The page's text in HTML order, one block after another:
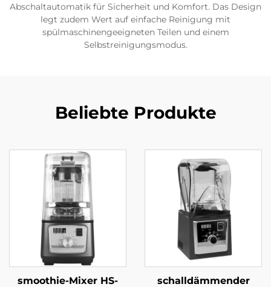
Abschaltautomatik für Sicherheit und Komfort. Das Design
legt zudem Wert auf einfache Reinigung mit
spülmaschinengeeigneten Teilen und einem
Selbstreinigungsmodus.
Beliebte Produkte
smoothie-Mixer HS-
schalldämmender